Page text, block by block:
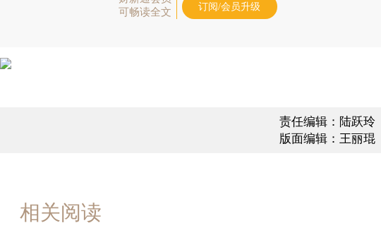
可畅读全文
订阅/会员升级
责任编辑：陆跃玲
版面编辑：王丽琨
相关阅读